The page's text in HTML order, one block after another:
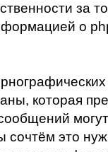
за
о
которая
сочтём это